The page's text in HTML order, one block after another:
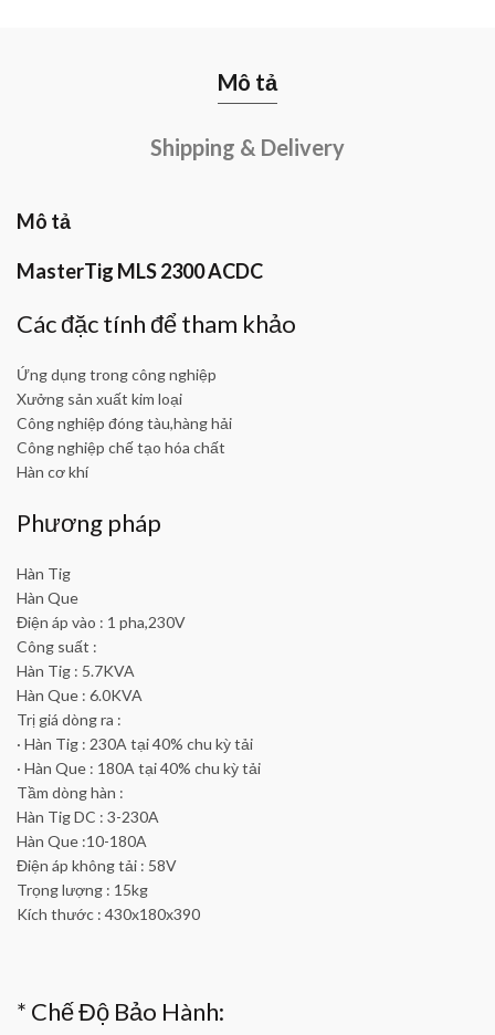
Mô tả
Shipping & Delivery
Mô tả
MasterTig MLS 2300 ACDC
Các đặc tính để tham khảo
Ứng dụng trong công nghiệp
Xưởng sản xuất kim loại
Công nghiệp đóng tàu,hàng hải
Công nghiệp chế tạo hóa chất
Hàn cơ khí
Phương pháp
Hàn Tig
Hàn Que
Điện áp vào : 1 pha,230V
Công suất :
Hàn Tig : 5.7KVA
Hàn Que : 6.0KVA
Trị giá dòng ra :
· Hàn Tig : 230A tại 40% chu kỳ tải
· Hàn Que : 180A tại 40% chu kỳ tải
Tầm dòng hàn :
Hàn Tig DC : 3-230A
Hàn Que :10-180A
Điện áp không tải : 58V
Trọng lượng : 15kg
Kích thước : 430x180x390
* Chế Độ Bảo Hành: